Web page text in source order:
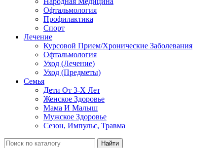
Офтальмология
Профилактика
Спорт
Лечение
Курсовой Прием/Хронические Заболевания
Офтальмология
Уход (Лечение)
Уход (Предметы)
Семья
Дети От 3-Х Лет
Женское Здоровье
Мама И Малыш
Мужское Здоровье
Сезон, Импульс, Травма
Найти